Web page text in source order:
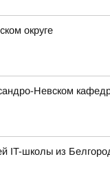
округе
Невском
школы из